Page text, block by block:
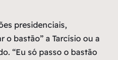
presidenciais,
o bastão” a Tarcísio ou a
“Eu só passo o bastão